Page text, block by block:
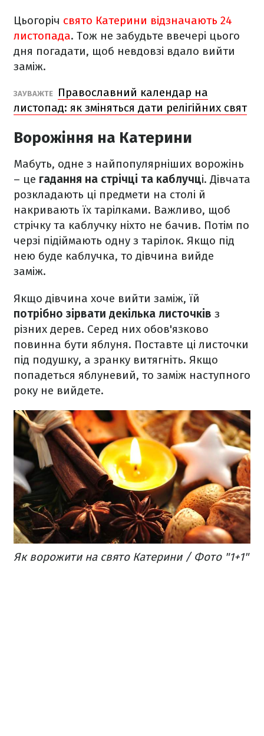
Цьогоріч свято Катерини відзначають 24
листопада. Тож не забудьте ввечері цього
дня погадати, щоб невдовзі вдало вийти
заміж.
ЗАУВАЖТЕ
Православний календар на
листопад: як зміняться дати релігійних свят
Ворожіння на Катерини
Мабуть, одне з найпопулярніших ворожінь
– це гадання на стрічці та каблучці. Дівчата
розкладають ці предмети на столі й
накривають їх тарілками. Важливо, щоб
стрічку та каблучку ніхто не бачив. Потім по
черзі підіймають одну з тарілок. Якщо під
нею буде каблучка, то дівчина вийде
заміж.
Якщо дівчина хоче вийти заміж, їй
потрібно зірвати декілька листочків з
різних дерев. Серед них обов'язково
повинна бути яблуня. Поставте ці листочки
під подушку, а зранку витягніть. Якщо
попадеться яблуневий, то заміж наступного
року не вийдете.
Як ворожити на свято Катерини / Фото "1+1"